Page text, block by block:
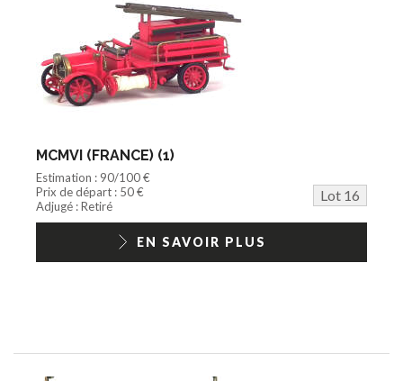
MCMVI (FRANCE) (1)
Estimation : 90/100 €
Prix de départ : 50 €
Lot 16
Adjugé : Retiré
EN SAVOIR PLUS